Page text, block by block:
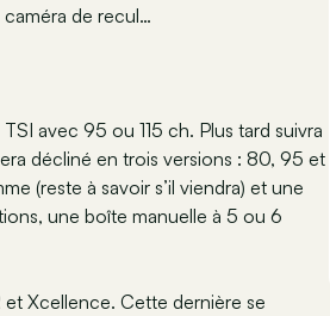
de recul…
avec 95 ou 115 ch. Plus tard suivra
décliné en trois versions : 80, 95 et
(reste à savoir s’il viendra) et une
une boîte manuelle à 5 ou 6
Xcellence. Cette dernière se